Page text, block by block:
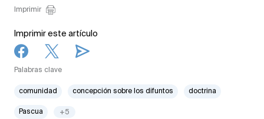
Imprimir
Imprimir este artículo
Palabras clave
comunidad concepción sobre los difuntos doctrina
Pascua +5